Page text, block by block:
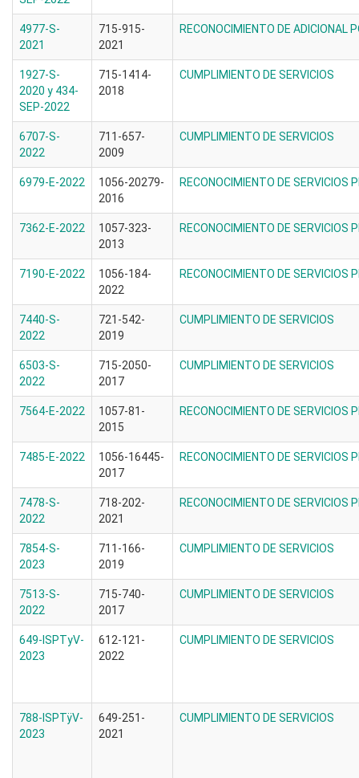
4977-S-
2021
715-915-
2021
RECONOCIMIENTO DE ADICIONAL
1927-S-
2020 y 434-
SEP-2022
715-1414-
2018
CUMPLIMIENTO DE SERVICIOS
6707-S-
2022
711-657-
2009
CUMPLIMIENTO DE SERVICIOS
6979-E-2022
1056-20279-
2016
RECONOCIMIENTO DE SERVICIOS
7362-E-2022
1057-323-
2013
RECONOCIMIENTO DE SERVICIOS
7190-E-2022
1056-184-
2022
RECONOCIMIENTO DE SERVICIOS
7440-S-
2022
721-542-
2019
CUMPLIMIENTO DE SERVICIOS
6503-S-
2022
715-2050-
2017
CUMPLIMIENTO DE SERVICIOS
7564-E-2022
1057-81-
2015
RECONOCIMIENTO DE SERVICIOS
7485-E-2022
1056-16445-
2017
RECONOCIMIENTO DE SERVICIOS
7478-S-
2022
718-202-
2021
RECONOCIMIENTO DE SERVICIOS
7854-S-
2023
711-166-
2019
CUMPLIMIENTO DE SERVICIOS
7513-S-
2022
715-740-
2017
CUMPLIMIENTO DE SERVICIOS
649-ISPTyV-
2023
612-121-
2022
CUMPLIMIENTO DE SERVICIOS
788-ISPTÿV-
2023
649-251-
2021
CUMPLIMIENTO DE SERVICIOS